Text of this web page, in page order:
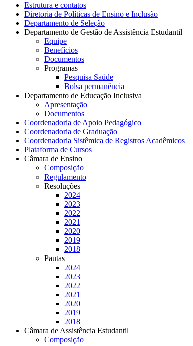
Estrutura e contatos
Diretoria de Políticas de Ensino e Inclusão
Departamento de Seleção
Departamento de Gestão de Assistência Estudantil
Equipe
Benefícios
Documentos
Programas
Pesquisa Saúde
Bolsa permanência
Departamento de Educação Inclusiva
Apresentação
Documentos
Coordenadoria de Apoio Pedagógico
Coordenadoria de Graduação
Coordenadoria Sistêmica de Registros Acadêmicos
Plataforma de Cursos
Câmara de Ensino
Composição
Regulamento
Resoluções
2024
2023
2022
2021
2020
2019
2018
Pautas
2024
2023
2022
2021
2020
2019
2018
Câmara de Assistência Estudantil
Composição